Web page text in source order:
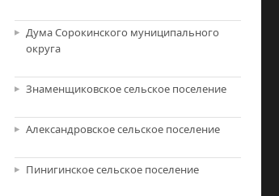
Дума Сорокинского муниципального
округа
Знаменщиковское сельское поселение
Александровское сельское поселение
Пинигинское сельское поселение